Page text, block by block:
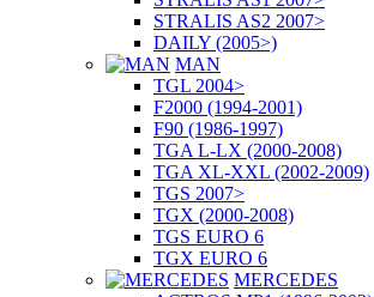
STRALIS AS2 2007>
DAILY (2005>)
MAN
TGL 2004>
F2000 (1994-2001)
F90 (1986-1997)
TGA L-LX (2000-2008)
TGA XL-XXL (2002-2009)
TGS 2007>
TGX (2000-2008)
TGS EURO 6
TGX EURO 6
MERCEDES